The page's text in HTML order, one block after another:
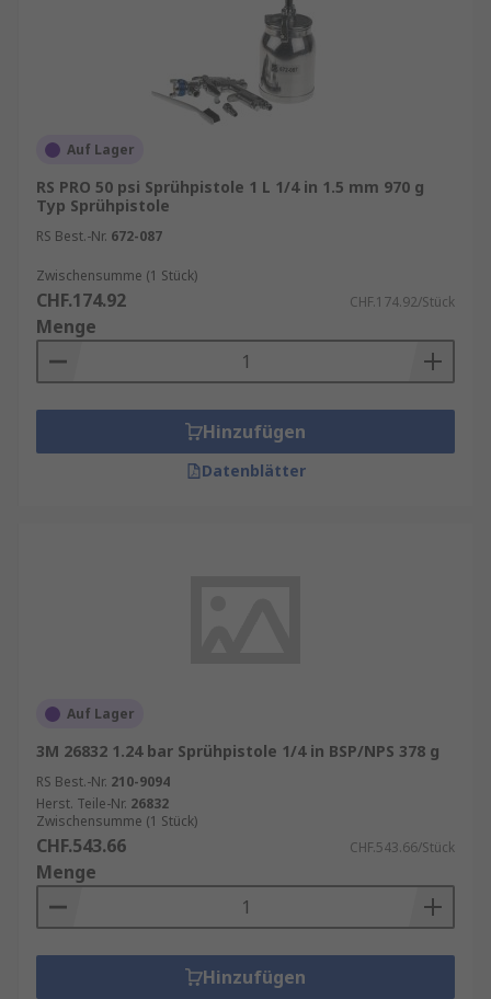
Auf Lager
RS PRO 50 psi Sprühpistole 1 L 1/4 in 1.5 mm 970 g
Typ Sprühpistole
RS Best.-Nr. 672-087
Zwischensumme (1 Stück)
CHF.174.92 CHF.174.92/Stück
Menge
Hinzufügen
Datenblätter
Auf Lager
3M 26832 1.24 bar Sprühpistole 1/4 in BSP/NPS 378 g
RS Best.-Nr. 210-9094
Herst. Teile-Nr. 26832
Zwischensumme (1 Stück)
CHF.543.66 CHF.543.66/Stück
Menge
Hinzufügen